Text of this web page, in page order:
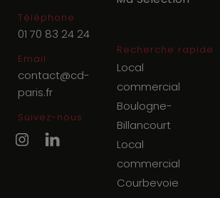
Téléphone
01 70 83 24 24
Email
contact@cd-
paris.fr
Suivez-nous
Recherche rapide
Local
commercial
Boulogne-
Billancourt
Local
commercial
Courbevoie